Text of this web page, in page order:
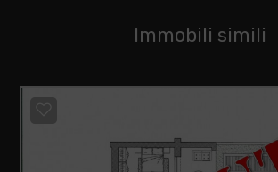
Immobili simili